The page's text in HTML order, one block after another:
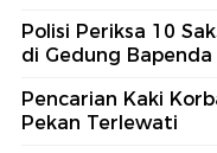
Polisi Periksa 10
di Gedung Bapenda
Pencarian Kaki
Pekan Terlewati